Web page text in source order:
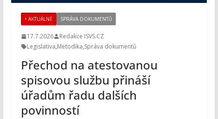
• AKTUÁLNĚ SPRÁVA DOKUMENTŮ
17.7.2026
Redakce ISVS.CZ
Legislativa,Metodika,Správa dokumentů
Přechod na atestovanou
spisovou službu přináší
úřadům řadu dalších
povinností